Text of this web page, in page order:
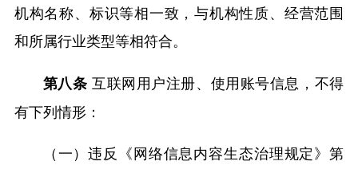
机构名称、标识等相一致，与机构性质、经营范围
和所属行业类型等相符合。
第八条 互联网用户注册、使用账号信息，不得
有下列情形：
（一）违反《网络信息内容生态治理规定》第